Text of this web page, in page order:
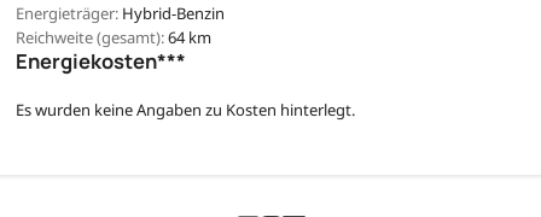
Energieträger: Hybrid-Benzin
Reichweite (gesamt):64 km
Energiekosten***
Es wurden keine Angaben zu Kosten hinterlegt.